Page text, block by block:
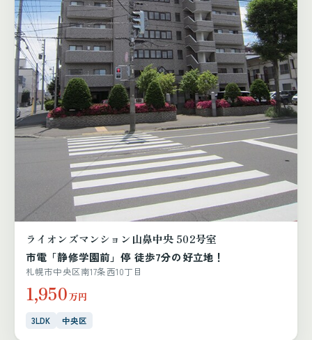
ライオンズマンション山鼻中央 502号室
市電「静修学園前」停 徒歩7分の好立地！
札幌市中央区南17条西10丁目
1,950万円
3LDK 中央区